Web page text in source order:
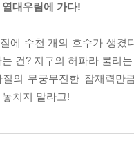
대우림에 가다!
에 수천 개의 호수가 생
건? 지구의 허파라 불리
의 무궁무진한 잠재력
치지 말라고!